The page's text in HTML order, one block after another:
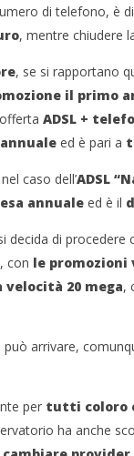
di telefono, è di
, mentre chiudere
, se si rapportano
il primo
ADSL +
ed è pari a
caso dell’ADSL
annualeed è il
di procedere
con le promozioni
velocità 20 mega,
arrivare,
per tutti coloro
ha anche